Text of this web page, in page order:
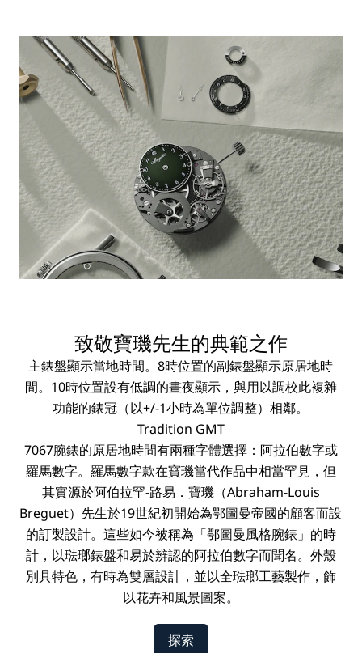
致敬寶璣先生的典範之作
主錶盤顯示當地時間。8時位置的副錶盤顯示原居地時
間。10時位置設有低調的晝夜顯示，與用以調校此複雜
功能的錶冠（以+/-1小時為單位調整）相鄰。
Tradition GMT
7067腕錶的原居地時間有兩種字體選擇：阿拉伯數字或
羅馬數字。羅馬數字款在寶璣當代作品中相當罕見，但
其實源於阿伯拉罕-路易．寶璣（Abraham-Louis
Breguet）先生於19世紀初開始為鄂圖曼帝國的顧客而設
的訂製設計。這些如今被稱為「鄂圖曼風格腕錶」的時
計，以琺瑯錶盤和易於辨認的阿拉伯數字而聞名。外殼
別具特色，有時為雙層設計，並以全琺瑯工藝製作，飾
以花卉和風景圖案。
探索